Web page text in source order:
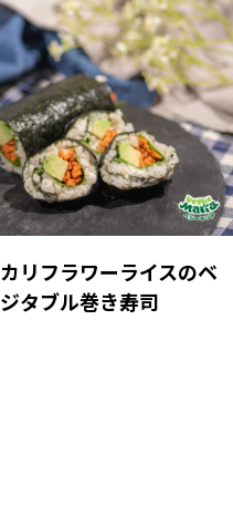
カリフラワーライスのベ
ジタブル巻き寿司